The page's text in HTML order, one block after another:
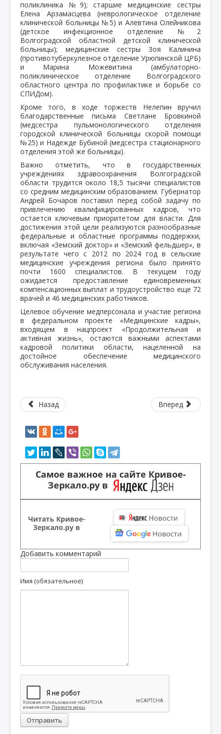
поликлиника №9); старшие медицинские сестры
Елена Арзамасцева (неврологическое отделение
клинической больницы №5) и Алевтина Олейникова
(детское инфекционное отделение №2
Волгоградской областной детской клинической
больницы); медицинские сестры Зоя Калинина
(противотуберкулезное отделение Урюпинской ЦРБ)
и Марина Можевитина (амбулаторно-
поликлиническое отделение Волгоградского
областного центра по профилактике и борьбе со
СПИДом).
Кроме того, в ходе торжеств Нелепин вручил
благодарственные письма Светлане Бровкиной
(медсестра пульмонологического отделения
городской клинической больницы скорой помощи
№25) и Надежде Бубиной (медсестра стационарного
отделения этой же больницы).
Важно отметить, что в государственных
учреждениях здравоохранения Волгоградской
области трудится около 18,5 тысячи специалистов
со средним медицинским образованием. Губернатор
Андрей Бочаров поставил перед собой задачу по
привлечению квалифицированных кадров, что
остается ключевым приоритетом для власти. Для
достижения этой цели реализуются разнообразные
федеральные и областные программы поддержки,
включая «Земский доктор» и «Земский фельдшер», в
результате чего с 2012 по 2024 год в сельские
медицинские учреждения региона было принято
почти 1600 специалистов. В текущем году
ожидается предоставление единовременных
компенсационных выплат и трудоустройство еще 72
врачей и 46 медицинских работников.
Целевое обучение медперсонала и участие региона
в федеральном проекте «Медицинские кадры»,
входящем в нацпроект «Продолжительная и
активная жизнь», остаются важными аспектами
кадровой политики области, нацеленной на
достойное обеспечение медицинского
обслуживания населения.
Назад Вперед
Самое важное на сайте Кривое-
Зеркало.ру в
Читать Кривое-
Зеркало.ру в
Добавить комментарий
Имя (обязательное)
Отправить